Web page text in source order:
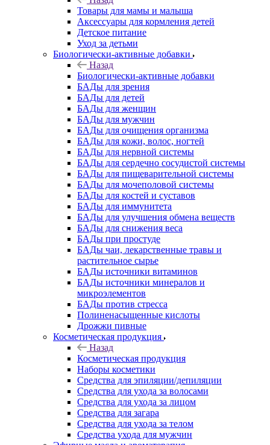
Товары для мамы и малыша
Аксессуары для кормления детей
Детское питание
Уход за детьми
Биологически-активные добавки
Назад
Биологически-активные добавки
БАДы для зрения
БАДы для детей
БАДы для женщин
БАДы для мужчин
БАДы для очищения организма
БАДы для кожи, волос, ногтей
БАДы для нервной системы
БАДы для сердечно сосудистой системы
БАДы для пищеварительной системы
БАДы для мочеполовой системы
БАДы для костей и суставов
БАДы для иммунитета
БАДы для улучшения обмена веществ
БАДы для снижения веса
БАДы при простуде
БАДы чаи, лекарственные травы и
растительное сырье
БАДы источники витаминов
БАДы источники минералов и
микроэлементов
БАДы против стресса
Полиненасыщенные кислоты
Дрожжи пивные
Косметическая продукция
Назад
Косметическая продукция
Наборы косметики
Средства для эпиляции/депиляции
Средства для ухода за волосами
Средства для ухода за лицом
Средства для загара
Средства для ухода за телом
Средства ухода для мужчин